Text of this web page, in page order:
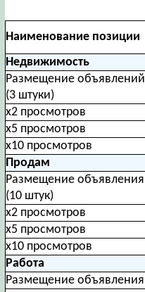
Наименование позиции
Недвижимость
Размещение объявлений
(3 штуки)
х2 просмотров
х5 просмотров
х10 просмотров
Продам
Размещение объявления
(10 штук)
х2 просмотров
х5 просмотров
х10 просмотров
Работа
Размещение объявления